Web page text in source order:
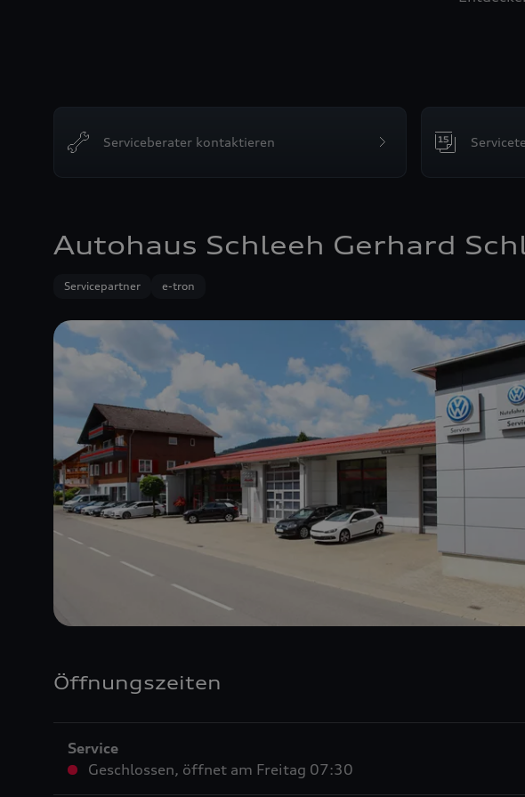
Serviceberater kontaktieren
Autohaus Schleeh Gerhard
Servicepartner e-tron
Öffnungszeiten
Service
Geschlossen, öffnet am Freitag 07:30